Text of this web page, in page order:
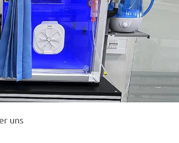
uns